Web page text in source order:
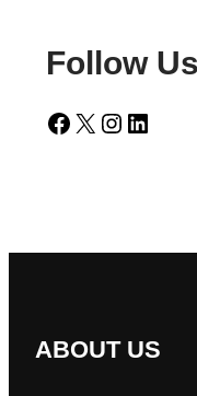
Follow Us
Facebook X Instagram LinkedIn
ABOUT US